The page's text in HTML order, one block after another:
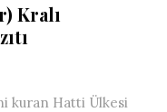
Kralı
kuran Hatti Ülkesi